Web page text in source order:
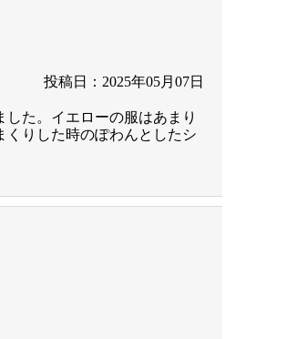
投稿日：2025年05月07日
た。イエローの服はあまり
りした時のぽわんとしたシ